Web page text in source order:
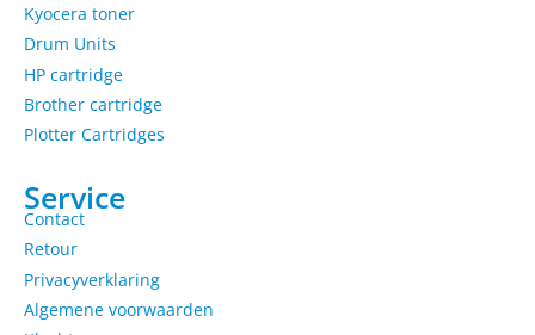
Kyocera toner
Drum Units
HP cartridge
Brother cartridge
Plotter Cartridges
Service
Contact
Retour
Privacyverklaring
Algemene voorwaarden